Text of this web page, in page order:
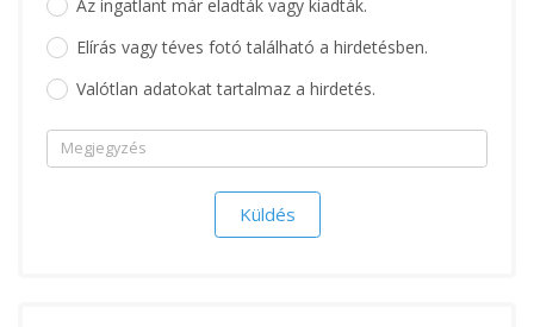
Az ingatlant már eladták vagy kiadták.
Elírás vagy téves fotó található a hirdetésben.
Valótlan adatokat tartalmaz a hirdetés.